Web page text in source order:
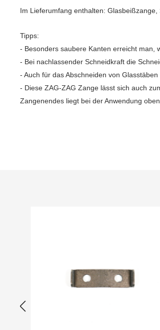
Im Lieferumfang enthalten:
Tipps:
- Besonders saubere Kanten erreicht man,
- Bei nachlassender Schneidkraft die
- Auch für das Abschneiden von
- Diese ZAG-ZAG Zange lässt sich auch
Zangenendes liegt bei der Anwendung